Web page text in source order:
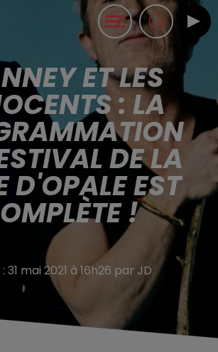
ET LES
: LA
DE LA
D'OPALE EST
!
31 mai 2021 à 16h26 par JD